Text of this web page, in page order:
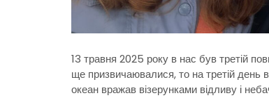
13 травня 2025 року в нас був третій
ще призвичаювалися, то на третій день
океан вражав візерунками відливу і